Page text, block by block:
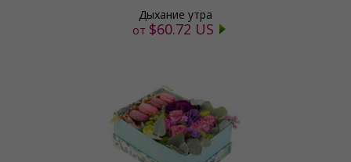
Дыхание утра
от $60.72 US